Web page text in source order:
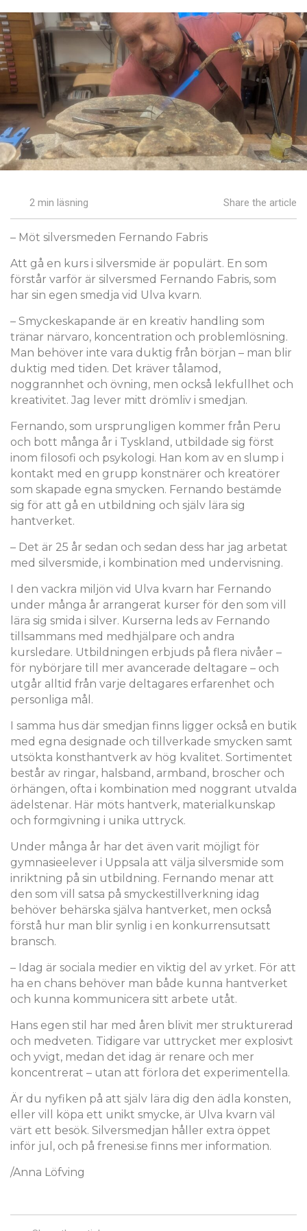
2 min läsning Share the article
– Möt silversmeden Fernando Fabris
Att gå en kurs i silversmide är populärt. En som
förstår varför är silversmed Fernando Fabris, som
har sin egen smedja vid Ulva kvarn.
– Smyckeskapande är en kreativ handling som
tränar närvaro, koncentration och problemlösning.
Man behöver inte vara duktig från början – man blir
duktig med tiden. Det kräver tålamod,
noggrannhet och övning, men också lekfullhet och
kreativitet. Jag lever mitt drömliv i smedjan.
Fernando, som ursprungligen kommer från Peru
och bott många år i Tyskland, utbildade sig först
inom filosofi och psykologi. Han kom av en slump i
kontakt med en grupp konstnärer och kreatörer
som skapade egna smycken. Fernando bestämde
sig för att gå en utbildning och själv lära sig
hantverket.
– Det är 25 år sedan och sedan dess har jag arbetat
med silversmide, i kombination med undervisning.
I den vackra miljön vid Ulva kvarn har Fernando
under många år arrangerat kurser för den som vill
lära sig smida i silver. Kurserna leds av Fernando
tillsammans med medhjälpare och andra
kursledare. Utbildningen erbjuds på flera nivåer –
för nybörjare till mer avancerade deltagare – och
utgår alltid från varje deltagares erfarenhet och
personliga mål.
I samma hus där smedjan finns ligger också en butik
med egna designade och tillverkade smycken samt
utsökta konsthantverk av hög kvalitet. Sortimentet
består av ringar, halsband, armband, broscher och
örhängen, ofta i kombination med noggrant utvalda
ädelstenar. Här möts hantverk, materialkunskap
och formgivning i unika uttryck.
Under många år har det även varit möjligt för
gymnasieelever i Uppsala att välja silversmide som
inriktning på sin utbildning. Fernando menar att
den som vill satsa på smyckestillverkning idag
behöver behärska själva hantverket, men också
förstå hur man blir synlig i en konkurrensutsatt
bransch.
– Idag är sociala medier en viktig del av yrket. För att
ha en chans behöver man både kunna hantverket
och kunna kommunicera sitt arbete utåt.
Hans egen stil har med åren blivit mer strukturerad
och medveten. Tidigare var uttrycket mer explosivt
och yvigt, medan det idag är renare och mer
koncentrerat – utan att förlora det experimentella.
Är du nyfiken på att själv lära dig den ädla konsten,
eller vill köpa ett unikt smycke, är Ulva kvarn väl
värt ett besök. Silversmedjan håller extra öppet
inför jul, och på frenesi.se finns mer information.
/Anna Löfving